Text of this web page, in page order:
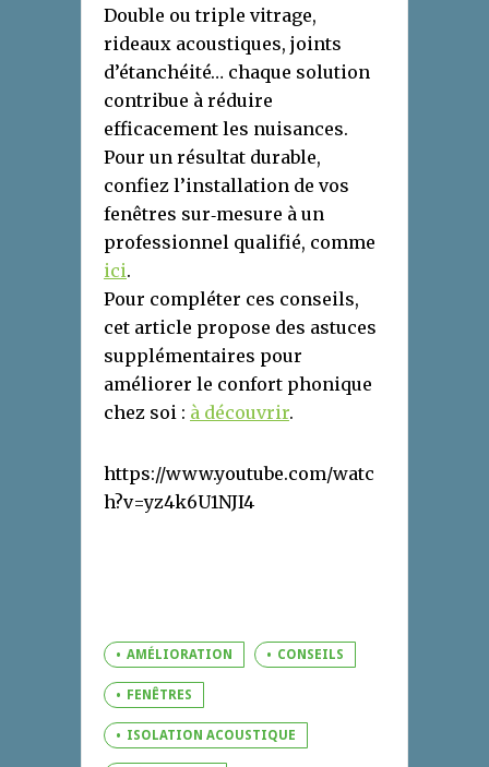
Double ou triple vitrage,
rideaux acoustiques, joints
d’étanchéité… chaque solution
contribue à réduire
efficacement les nuisances.
Pour un résultat durable,
confiez l’installation de vos
fenêtres sur‑mesure à un
professionnel qualifié, comme
ici.
Pour compléter ces conseils,
cet article propose des astuces
supplémentaires pour
améliorer le confort phonique
chez soi : à découvrir.
https://www.youtube.com/watc
h?v=yz4k6U1NJI4
AMÉLIORATION CONSEILS
FENÊTRES
ISOLATION ACOUSTIQUE